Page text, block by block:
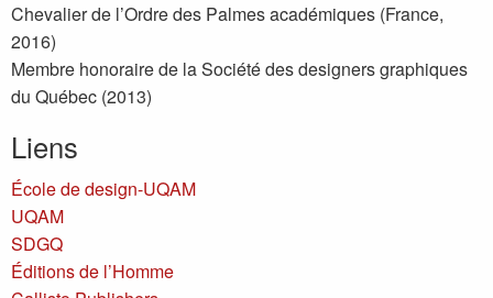
Chevalier de l’Ordre des Palmes académiques (France,
2016)
Membre honoraire de la Société des designers graphiques
du Québec (2013)
Liens
École de design-UQAM
UQAM
SDGQ
Éditions de l’Homme